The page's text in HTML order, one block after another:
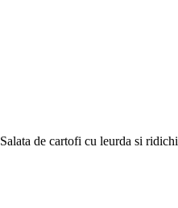
Salata de cartofi cu leurda si ridichi